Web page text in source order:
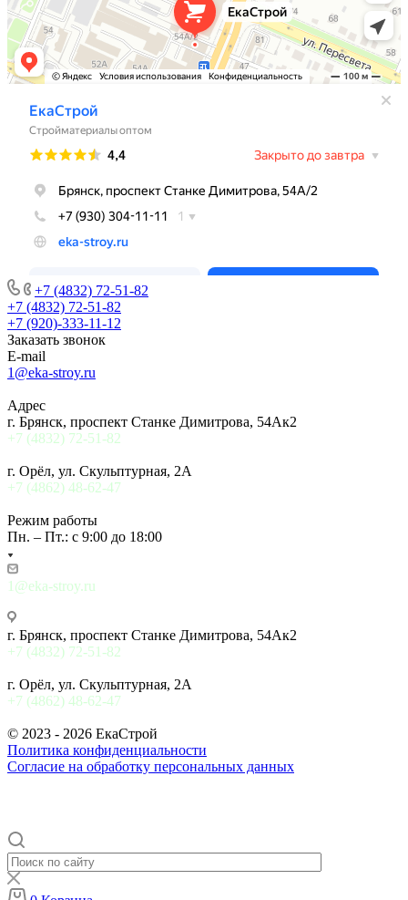
+7 (4832) 72-51-82
+7 (4832) 72-51-82
+7 (920)-333-11-12
Заказать звонок
E-mail
1@eka-stroy.ru
Адрес
г. Брянск, проспект Станке Димитрова, 54Ак2
+7 (4832) 72-51-82
г. Орёл, ул. Скульптурная, 2А
+7 (4862) 48-62-47
Режим работы
Пн. – Пт.: с 9:00 до 18:00
1@eka-stroy.ru
г. Брянск, проспект Станке Димитрова, 54Ак2
+7 (4832) 72-51-82
г. Орёл, ул. Скульптурная, 2А
+7 (4862) 48-62-47
© 2023 - 2026 ЕкаСтрой
Политика конфиденциальности
Согласие на обработку персональных данных